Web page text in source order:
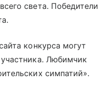
света. Победители
конкурса могут
Любимчик
симпатий».